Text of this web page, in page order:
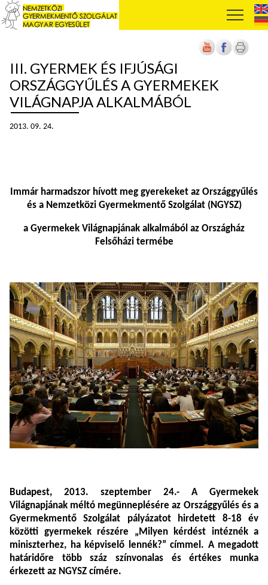
III. GYERMEK ÉS IFJÚSÁGI
ORSZÁGGYŰLÉS A GYERMEKEK
VILÁGNAPJA ALKALMÁBÓL
2013. 09. 24.
Immár harmadszor hívott meg gyerekeket az Országgyűlés
és a Nemzetközi Gyermekmentő Szolgálat (NGYSZ)
a Gyermekek Világnapjának alkalmából az Országház
Felsőházi termébe
Budapest, 2013. szeptember 24.- A Gyermekek
Világnapjának méltó megünneplésére az Országgyűlés és a
Gyermekmentő Szolgálat pályázatot hirdetett 8-18 év
közötti gyermekek részére „Milyen kérdést intéznék a
miniszterhez, ha képviselő lennék?” címmel. A megadott
határidőre több száz színvonalas és értékes munka
érkezett az NGYSZ címére.